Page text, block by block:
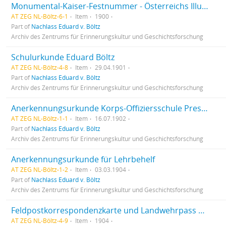
Monumental-Kaiser-Festnummer - Österreichs Illustrierte Zeitung
AT ZEG NL-Böltz-6-1 Item
1900
Part ofNachlass Eduard v. Böltz
Archiv des Zentrums für Erinnerungskultur und Geschichtsforschung
Schulurkunde Eduard Böltz
AT ZEG NL-Böltz-4-8 Item
29.04.1901
Part ofNachlass Eduard v. Böltz
Archiv des Zentrums für Erinnerungskultur und Geschichtsforschung
Anerkennungsurkunde Korps-Offiziersschule Pressburg
AT ZEG NL-Böltz-1-1 Item
16.07.1902
Part ofNachlass Eduard v. Böltz
Archiv des Zentrums für Erinnerungskultur und Geschichtsforschung
Anerkennungsurkunde für Lehrbehelf
AT ZEG NL-Böltz-1-2 Item
03.03.1904
Part ofNachlass Eduard v. Böltz
Archiv des Zentrums für Erinnerungskultur und Geschichtsforschung
Feldpostkorrespondenzkarte und Landwehrpass von Josef Simec
AT ZEG NL-Böltz-4-9 Item
1904